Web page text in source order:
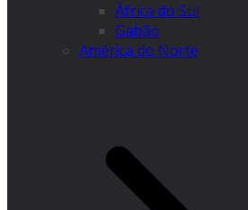
África do Sul
Gabão
América do Norte